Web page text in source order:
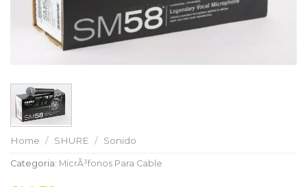
Home / SHURE / Sonido
Categoria: MicrÃ³fonos Para Cable